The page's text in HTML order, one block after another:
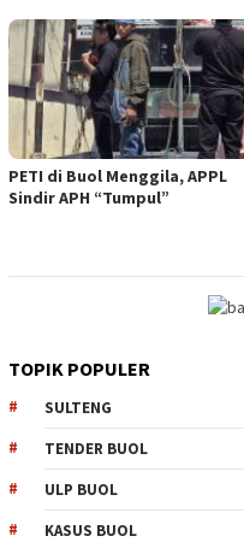
PETI di Buol Menggila, APPL
Sindir APH “Tumpul”
TOPIK POPULER
SULTENG
TENDER BUOL
ULP BUOL
KASUS BUOL